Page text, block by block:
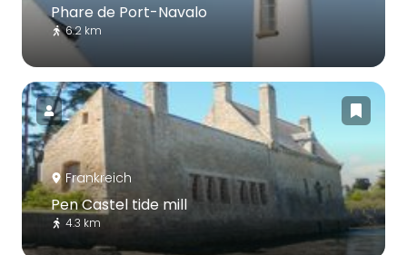
Phare de Port-Navalo
6.2 km
Frankreich
Pen Castel tide mill
4.3 km